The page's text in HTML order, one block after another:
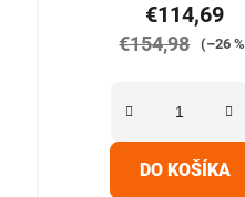
je
5,0
€114,69
€154,98 (–26
DO KOŠÍKA